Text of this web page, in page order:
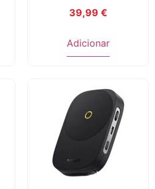
39,99 €
Adicionar